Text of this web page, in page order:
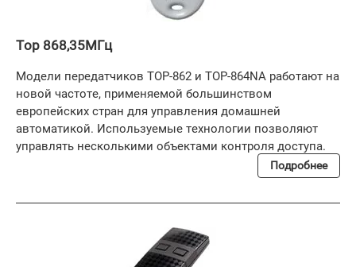
Top 868,35МГц
Модели передатчиков TOP-862 и TOP-864NA работают на
новой частоте, применяемой большинством
европейских стран для управления домашней
автоматикой. Используемые технологии позволяют
управлять несколькими объектами контроля доступа.
Подробнее